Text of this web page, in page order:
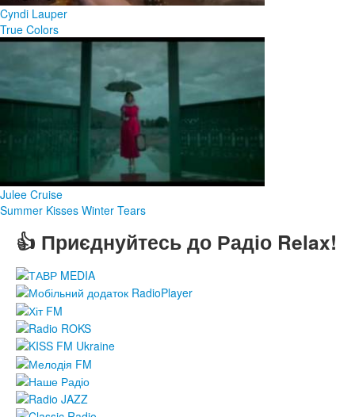
Cyndi Lauper
True Colors
Julee Cruise
Summer Kisses Winter Tears
👍 Приєднуйтесь до Радіо Relax!